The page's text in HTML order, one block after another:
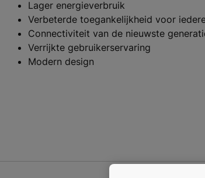
Lager energieverbruik
Verbeterde toegankelijkheid voor
Connectiviteit van de nieuwste
Verrijkte gebruikerservaring
Modern design